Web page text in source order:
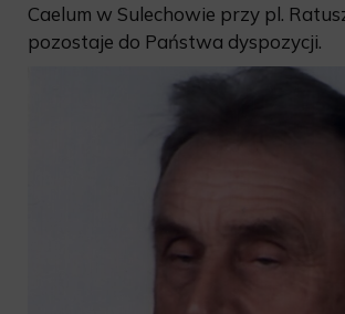
Caelum w Sulechowie przy pl.
pozostaje do Państwa dyspozycji.